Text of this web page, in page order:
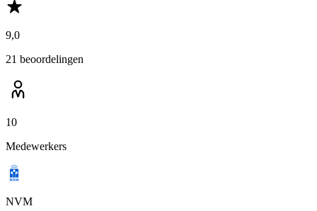
9,0
21 beoordelingen
10
Medewerkers
NVM